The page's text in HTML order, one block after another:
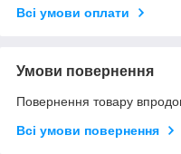
Всі умови оплати
Умови повернення
Повернення товару
Всі умови повернення